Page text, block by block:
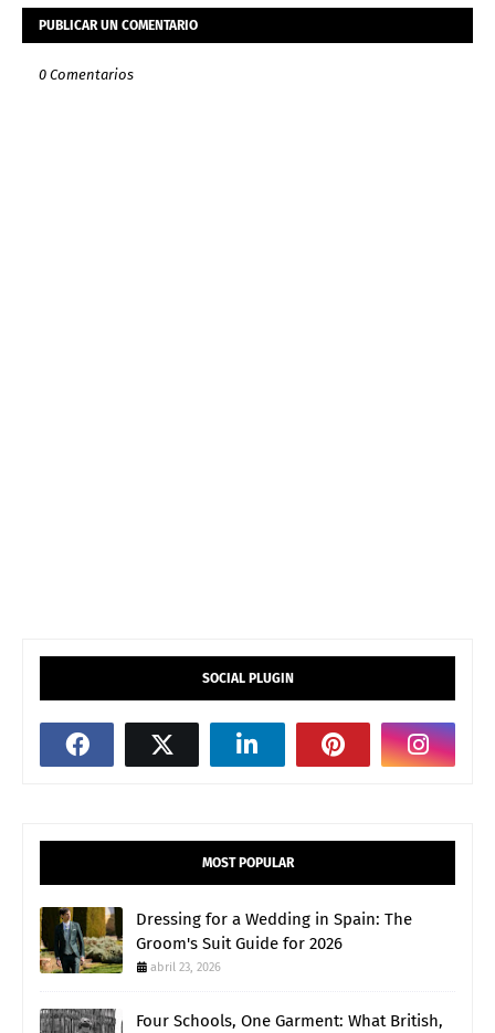
PUBLICAR UN COMENTARIO
0 Comentarios
SOCIAL PLUGIN
MOST POPULAR
Dressing for a Wedding in Spain: The
Groom's Suit Guide for 2026
abril 23, 2026
Four Schools, One Garment: What British,